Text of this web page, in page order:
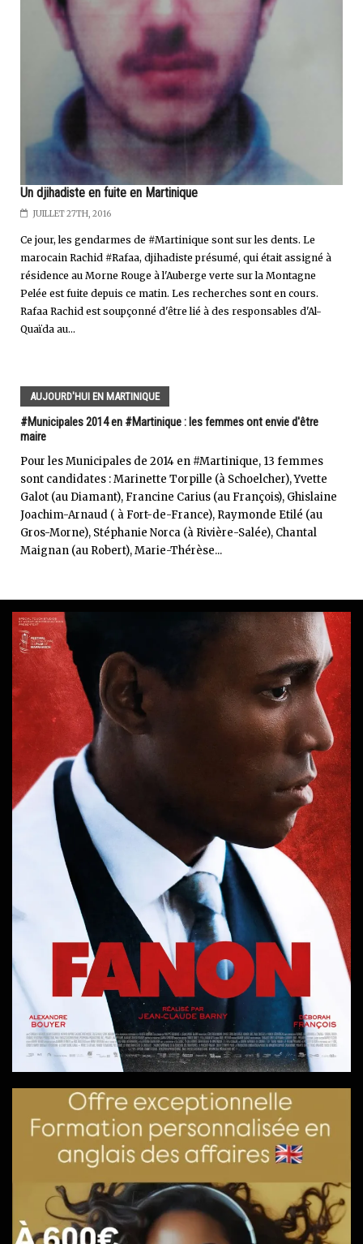
Un djihadiste en fuite en Martinique
JUILLET 27TH, 2016
Ce jour, les gendarmes de #Martinique sont sur les dents. Le
marocain Rachid #Rafaa, djihadiste présumé, qui était assigné à
résidence au Morne Rouge à l'Auberge verte sur la Montagne
Pelée est fuite depuis ce matin. Les recherches sont en cours.
Rafaa Rachid est soupçonné d'être lié à des responsables d'Al-
Quaïda au...
AUJOURD'HUI EN MARTINIQUE
#Municipales 2014 en #Martinique : les femmes ont envie d'être
maire
Pour les Municipales de 2014 en #Martinique, 13 femmes
sont candidates : Marinette Torpille (à Schoelcher), Yvette
Galot (au Diamant), Francine Carius (au François), Ghislaine
Joachim-Arnaud ( à Fort-de-France), Raymonde Etilé (au
Gros-Morne), Stéphanie Norca (à Rivière-Salée), Chantal
Maignan (au Robert), Marie-Thérèse...